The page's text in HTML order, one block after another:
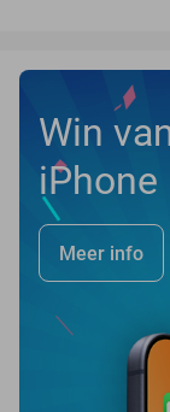
Win
iPhone
Meer info